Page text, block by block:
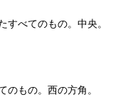
べてのもの。中央。
もの。西の方角。